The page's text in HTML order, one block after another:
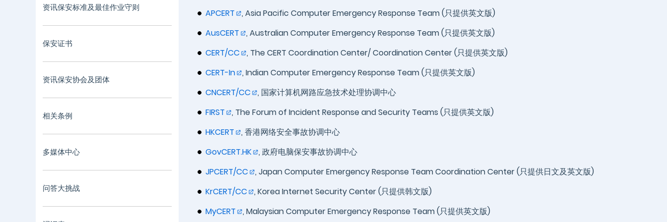
资讯保安标准及最佳作业守则
保安证书
资讯保安协会及团体
相关条例
多媒体中心
问答大挑战
APCERT
, Asia Pacific Computer Emergency Response Team (只提供英文版)
AusCERT
, Australian Computer Emergency Response Team (只提供英文版)
CERT/CC
, The CERT Coordination Center/ Coordination Center (只提供英文版)
CERT-In
, Indian Computer Emergency Response Team (只提供英文版)
CNCERT/CC
, 国家计算机网路应急技术处理协调中心
FIRST
, The Forum of Incident Response and Security Teams (只提供英文版)
HKCERT
, 香港网络安全事故协调中心
GovCERT.HK
, 政府电脑保安事故协调中心
JPCERT/CC
, Japan Computer Emergency Response Team Coordination Center (只提供日文及英文版)
KrCERT/CC
, Korea Internet Security Center (只提供韩文版)
MyCERT
, Malaysian Computer Emergency Response Team (只提供英文版)